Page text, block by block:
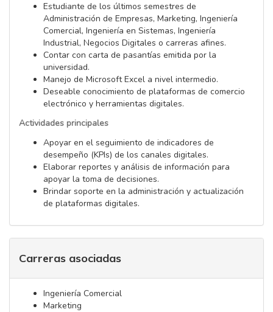
Estudiante de los últimos semestres de
Administración de Empresas, Marketing, Ingeniería
Comercial, Ingeniería en Sistemas, Ingeniería
Industrial, Negocios Digitales o carreras afines.
Contar con carta de pasantías emitida por la
universidad.
Manejo de Microsoft Excel a nivel intermedio.
Deseable conocimiento de plataformas de comercio
electrónico y herramientas digitales.
Actividades principales
Apoyar en el seguimiento de indicadores de
desempeño (KPIs) de los canales digitales.
Elaborar reportes y análisis de información para
apoyar la toma de decisiones.
Brindar soporte en la administración y actualización
de plataformas digitales.
Carreras asociadas
Ingeniería Comercial
Marketing